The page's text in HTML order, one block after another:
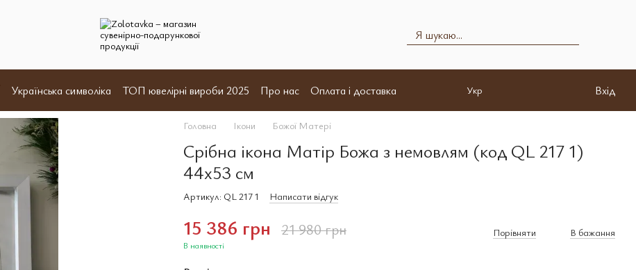
Українська символіка ТОП ювелірні вироби 2025 Про нас
Оплата і доставка
Укр Вхід
Головна Ікони Божої Матері
Срібна ікона Матір Божа з немовлям (код QL 217 1)
44x53 см
Артикул: QL 217 1 Написати відгук
15 386 грн 21 980 грн
В наявності
Порівняти В бажання